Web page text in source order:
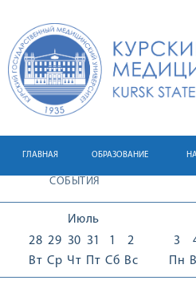
ГЛАВНАЯ ОБРАЗОВАНИЕ
СОБЫТИЯ
Июль
28
Вт
29
Ср
30
Чт
31
Пт
1
Сб
2
Вс
3
Пн